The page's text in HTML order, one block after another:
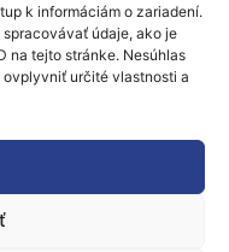
k informáciám o zariadení.
údaje, ako je
na tejto stránke. Nesúhlas
určité vlastnosti a
príklady a
úsilie v